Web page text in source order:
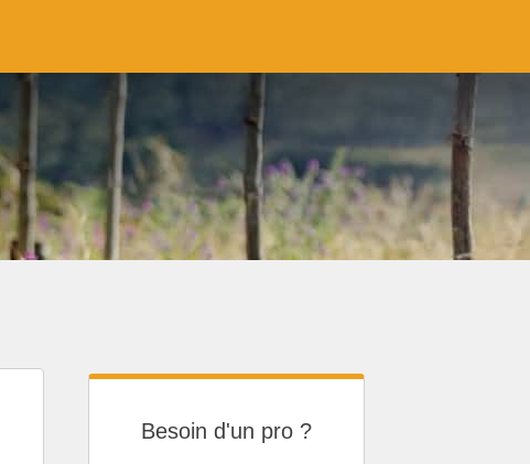
Besoin d'un pro ?